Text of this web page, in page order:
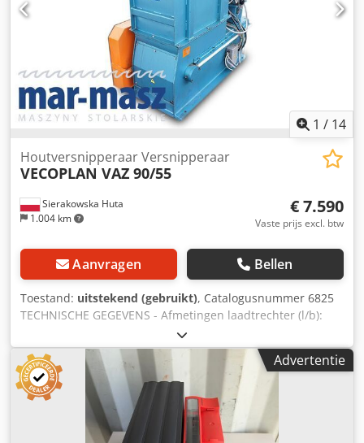
1 / 14
Sierakowska Huta
1.004 km
Houtversnipperaar Versnipperaar
VECOPLAN VAZ 90/55
€ 7.590
Vaste prijs excl. btw
Aanvragen Bellen
Toestand: uitstekend (gebruikt), Catalogusnummer 6825
TECHNISCHE GEGEVENS - Afmetingen laadtrechter (l/b):
900x630mm - Werkbreedte rotor: 540mm - Motor: 7,5kW -
Zeefdiameter: 20mm - Messenafmetingen: 40x40mm -
Aantal messen: 15 stuks - Autoreverse - Aandruklade -
Afmetingen (l/b/h): 2060x980x1580mm - Gewicht: 1008kg
VOORDELEN - Duitse productie - Niet overgespoten - Zeer
goede staat - Gebruikte houtversnipperaar Netto prijs:
31.900 PLN Netto prijs: 7.590 EUR Dcsdpfx Akeztat Ij Ask
Advertentie